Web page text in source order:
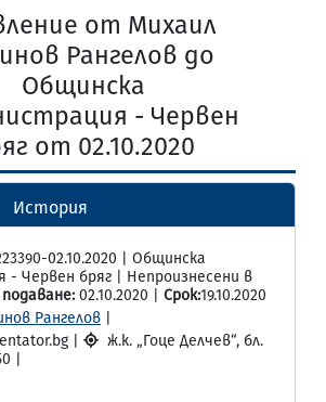
от Михаил
Рангелов до
Общинска
- Червен
от 02.10.2020
История
02.10.2020 | Общинска
- Червен бряг | Непроизнесени в
02.10.2020 | Срок:19.10.2020
Рангелов
|
ж.к. „Гоце Делчев“, бл.
|